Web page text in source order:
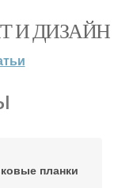
И ДИЗАЙН
планки